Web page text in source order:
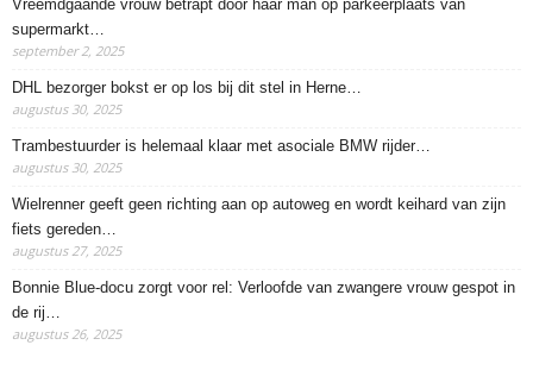
Vreemdgaande vrouw betrapt door haar man op parkeerplaats van
supermarkt…
september 2, 2025
DHL bezorger bokst er op los bij dit stel in Herne…
augustus 30, 2025
Trambestuurder is helemaal klaar met asociale BMW rijder…
augustus 30, 2025
Wielrenner geeft geen richting aan op autoweg en wordt keihard van zijn
fiets gereden…
augustus 27, 2025
Bonnie Blue-docu zorgt voor rel: Verloofde van zwangere vrouw gespot in
de rij…
augustus 26, 2025